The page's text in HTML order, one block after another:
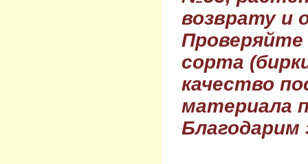
возврату и
Проверяйте
сорта
качество
материала
Благодарим